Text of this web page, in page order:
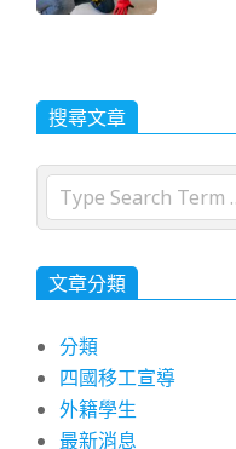
搜尋文章
Search
文章分類
分類
四國移工宣導
外籍學生
最新消息